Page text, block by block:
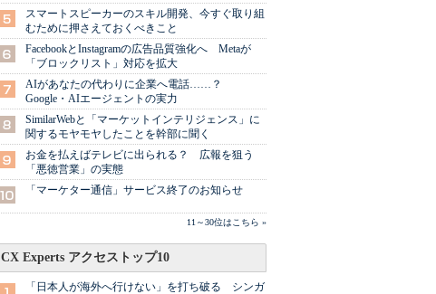
スマートスピーカーのスキル開発、今すぐ取り組
むために押さえておくべきこと
FacebookとInstagramの広告品質強化へ Metaが
「ブロックリスト」対応を拡大
AIがあなたの代わりに企業へ電話……？
Google・AIエージェントの実力
SimilarWebと「マーケットインテリジェンス」に
関するモヤモヤしたことを幹部に聞く
お金を払えばテレビに出られる？ 広報を狙う
「悪徳営業」の実態
「マーケター通信」サービス終了のお知らせ
11～30位はこちら »
CX Experts アクセストップ10
「日本人が海外へ行けない」を打ち破る シンガ